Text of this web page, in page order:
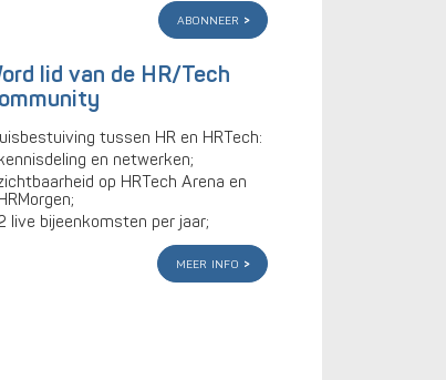
abonneer
lid van de HR/Tech
tussen HR en HRTech:
kennisdeling en netwerken;
op HRTech Arena en
HRMorgen;
live bijeenkomsten per jaar;
meer info